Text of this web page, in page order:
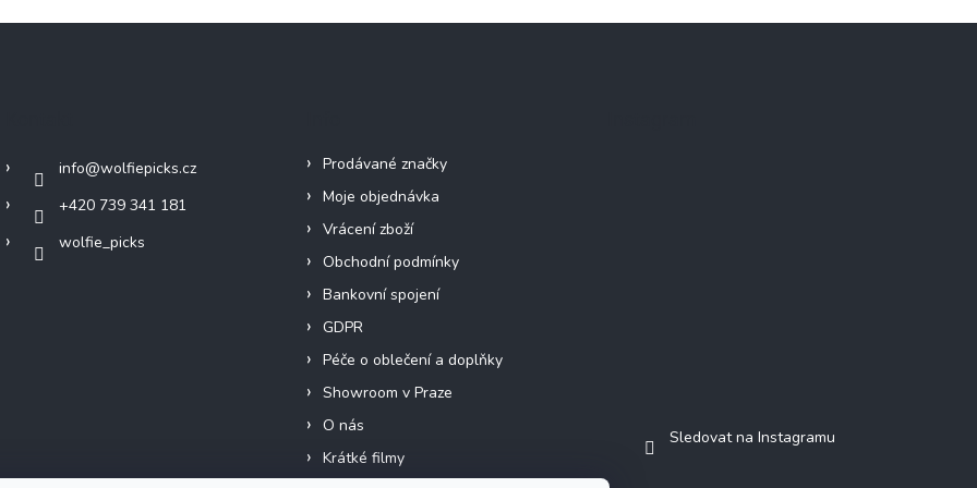
info@wolfiepicks.cz
+420 739 341 181
wolfie_picks
Prodávané značky
Moje objednávka
Vrácení zboží
Obchodní podmínky
Bankovní spojení
GDPR
Péče o oblečení a doplňky
Showroom v Praze
O nás
Krátké filmy
Sledovat na Instagramu